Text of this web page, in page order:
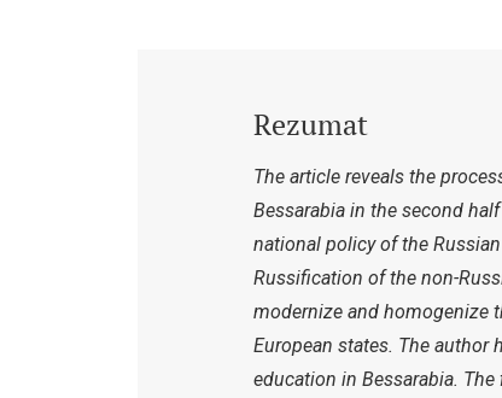
Rezumat
The article reveals the
Bessarabia in the second
national policy of the
Russification of the non-
modernize and homogenize
European states. The
education in Bessarabia.